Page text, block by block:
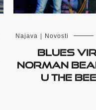
Najava Novosti
Blues
Norman
u The